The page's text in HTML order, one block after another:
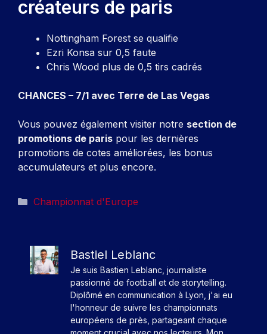
créateurs de paris
Nottingham Forest se qualifie
Ezri Konsa sur 0,5 faute
Chris Wood plus de 0,5 tirs cadrés
CHANCES – 7/1 avec Terre de Las Vegas
Vous pouvez également visiter notre section de
promotions de paris pour les dernières
promotions de cotes améliorées, les bonus
accumulateurs et plus encore.
Catégories
Championnat d'Europe
Bastiel Leblanc
Je suis Bastien Leblanc, journaliste
passionné de football et de storytelling.
Diplômé en communication à Lyon, j'ai eu
l'honneur de suivre les championnats
européens de près, partageant chaque